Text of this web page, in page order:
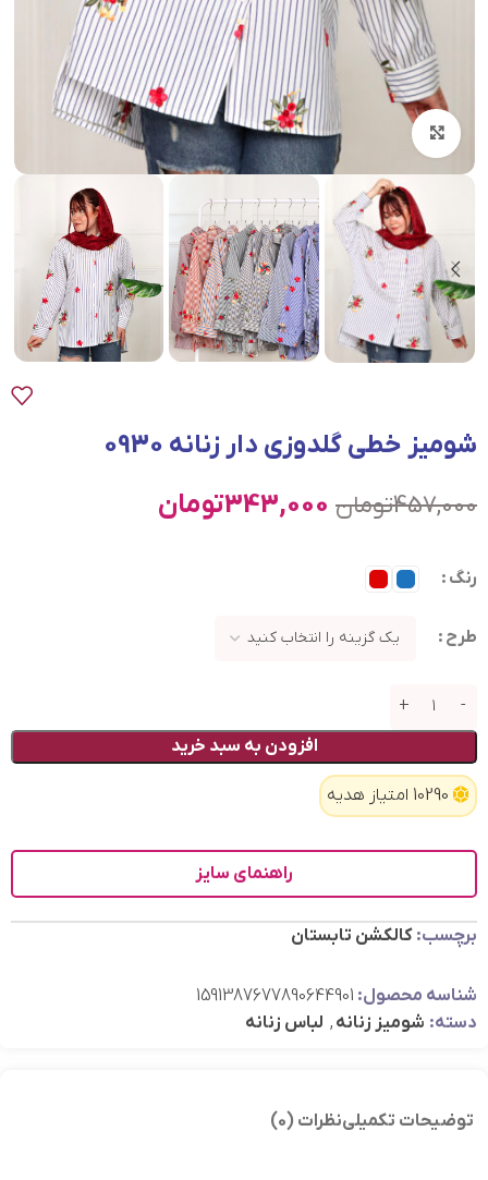
بزرگنمایی تصویر
شومیز خطی گلدوزی دار زنانه 0930
457,000تومان 343,000تومان
رنگ
طرح
افزودن به سبد خرید
10290 امتیاز هدیه
راهنمای سایز
برچسب: کالکشن تابستان
شناسه محصول: 1591387677890644901
دسته: شومیز زنانه , لباس زنانه
توضیحات تکمیلینظرات (0)